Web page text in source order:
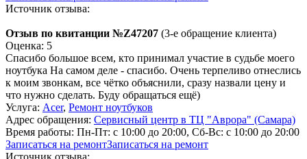
Источник отзыва:
Отзыв по квитанции №Z47207 (3-е обращение клиента)
Оценка: 5
Спасибо большое всем, кто принимал участие в судьбе моего
ноутбука На самом деле - спасибо. Очень терпеливо отнеслись
к моим звонкам, все чётко объяснили, сразу назвали цену и
что нужно сделать. Буду обращаться ещё)
Услуга: Acer, Ремонт ноутбуков
Адрес обращения: Сервисный центр в ТЦ "Аврора" (Самара)
Время работы: Пн-Пт: с 10:00 до 20:00, Сб-Вс: с 10:00 до 20:00
Записаться на ремонтЗаписаться на ремонт
Источник отзыва: